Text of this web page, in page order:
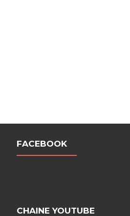
FACEBOOK
CHAINE YOUTUBE